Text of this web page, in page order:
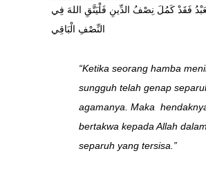
فَقَدْ كَمُلَ نِصْفُ الدِّينِ فَلْيَتَّقِ اللهَ فِي
النِّصْفِ الْبَاقِي
“Ketika seorang hamba
sungguh telah genap
agamanya. Maka
bertakwa kepada Allah dalam
separuh yang tersisa.”